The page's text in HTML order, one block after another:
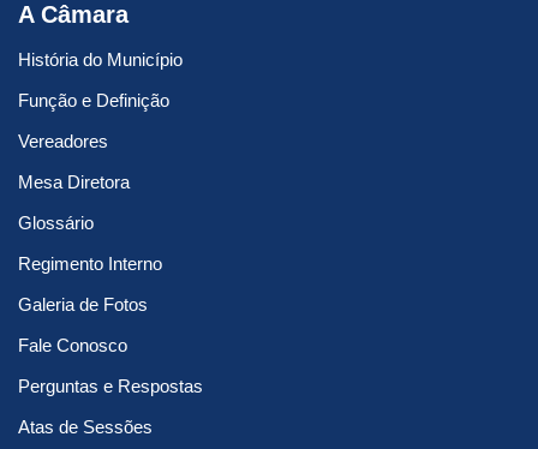
A Câmara
História do Município
Função e Definição
Vereadores
Mesa Diretora
Glossário
Regimento Interno
Galeria de Fotos
Fale Conosco
Perguntas e Respostas
Atas de Sessões